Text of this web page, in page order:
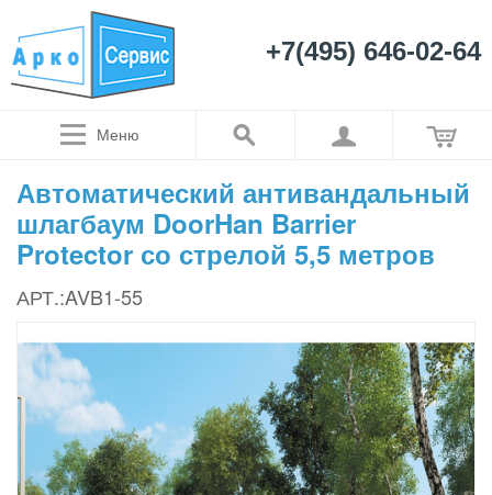
+7(495) 646-02-64
Меню
Автоматический антивандальный
шлагбаум DoorHan Barrier
Protector со стрелой 5,5 метров
АРТ.:AVB1-55